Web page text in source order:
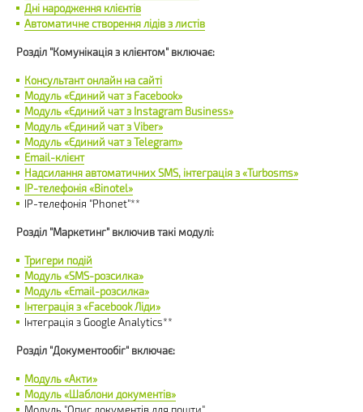
Дні народження клієнтів
Автоматичне створення лідів з листів
Розділ "Комунікація з клієнтом" включає:
Консультант онлайн на сайті
Модуль «Єдиний чат з Facebook»
Модуль «Єдиний чат з Instagram Business»
Модуль «Єдиний чат з Viber»
Модуль «Єдиний чат з Telegram»
Email-клієнт
Надсилання автоматичних SMS, інтеграція з «Turbosms»
IP-телефонія «Binotel»
IP-телефонія "Phonet"**
Розділ "Маркетинг" включив такі модулі:
Тригери подій
Модуль «SMS-розсилка»
Модуль «Email-розсилка»
Інтеграція з «Facebook Ліди»
Інтеграція з Google Analytics**
Розділ "Документообіг" включає:
Модуль «Акти»
Модуль «Шаблони документів»